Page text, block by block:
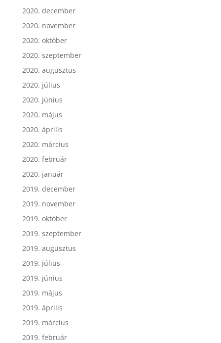
2020. december
2020. november
2020. október
2020. szeptember
2020. augusztus
2020. július
2020. június
2020. május
2020. április
2020. március
2020. február
2020. január
2019. december
2019. november
2019. október
2019. szeptember
2019. augusztus
2019. július
2019. június
2019. május
2019. április
2019. március
2019. február